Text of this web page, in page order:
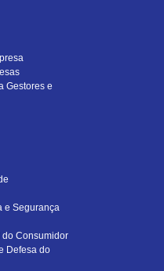
Gestores e
e Segurança
Consumidor
Defesa do